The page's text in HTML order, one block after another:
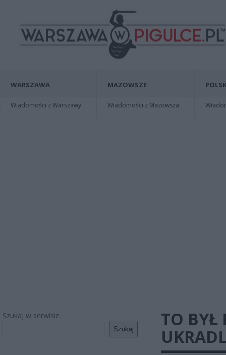
WARSZAWA
Wiadomości z Warszawy
MAZOWSZE
Wiadomości z Mazowsza
Szukaj w serwisie
Szukaj
TO BYŁ